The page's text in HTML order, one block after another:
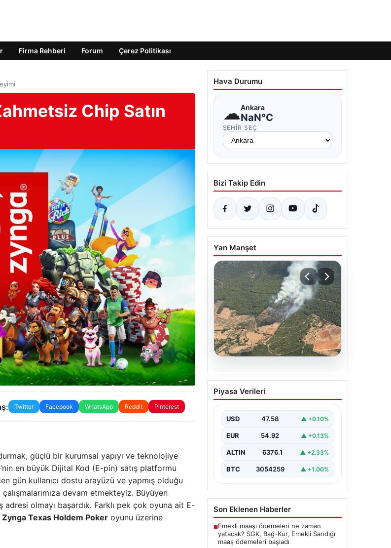
Firma Rehberi Forum Çerez Politikası
Chip Satın
Twitter Facebook WhatsApp Reddit Pinterest
güçlü bir kurumsal yapıyı ve teknolojiye
en büyük Dijital Kod (E-pin) satış platformu
gün kullanıcı dostu arayüzü ve yapmış olduğu
devam etmekteyiz. Büyüyen
olmayı başardık. Farklı pek çok oyuna ait E-
Zynga Texas Holdem Poker oyunu üzerine
Hava Durumu
☁Ankara
NaN°C
ŞEHIR SEÇ
Bizi Takip Edin
Yan Manşet
05.08.2026
Muğla Yatağan’da orman
yangını
Piyasa Verileri
USD 47.58 ▲ +0.10%
EUR 54.92 ▲ +0.13%
ALTIN 6376.1 ▲ +2.33%
BTC 3054259 ▲ +1.00%
Son Eklenen Haberler
■Emekli maaşı ödemeleri ne zaman
yatacak? SGK, Bağ-Kur, Emekli Sandığı
maaş ödemeleri başladı